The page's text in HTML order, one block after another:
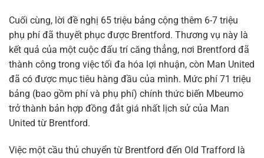
Cuối cùng, lời đề nghị 65 triệu bảng cộng thêm 6-7 triệu
phụ phí đã thuyết phục được Brentford. Thương vụ này là
kết quả của một cuộc đấu trí căng thẳng, nơi Brentford đã
thành công trong việc tối đa hóa lợi nhuận, còn Man United
đã có được mục tiêu hàng đầu của mình. Mức phí 71 triệu
bảng (bao gồm phí và phụ phí) chính thức biến Mbeumo
trở thành bản hợp đồng đắt giá nhất lịch sử của Man
United từ Brentford.
Việc một cầu thủ chuyển từ Brentford đến Old Trafford là